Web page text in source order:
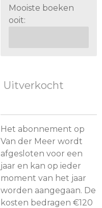
Mooiste boeken
ooit:
Uitverkocht
Het abonnement op
Van der Meer wordt
afgesloten voor een
jaar en kan op ieder
moment van het jaar
worden aangegaan. De
kosten bedragen €120